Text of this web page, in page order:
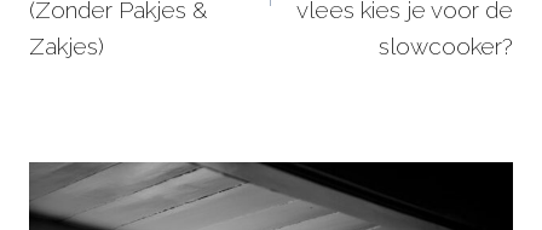
(Zonder Pakjes &
Zakjes)
vlees kies je voor de
slowcooker?